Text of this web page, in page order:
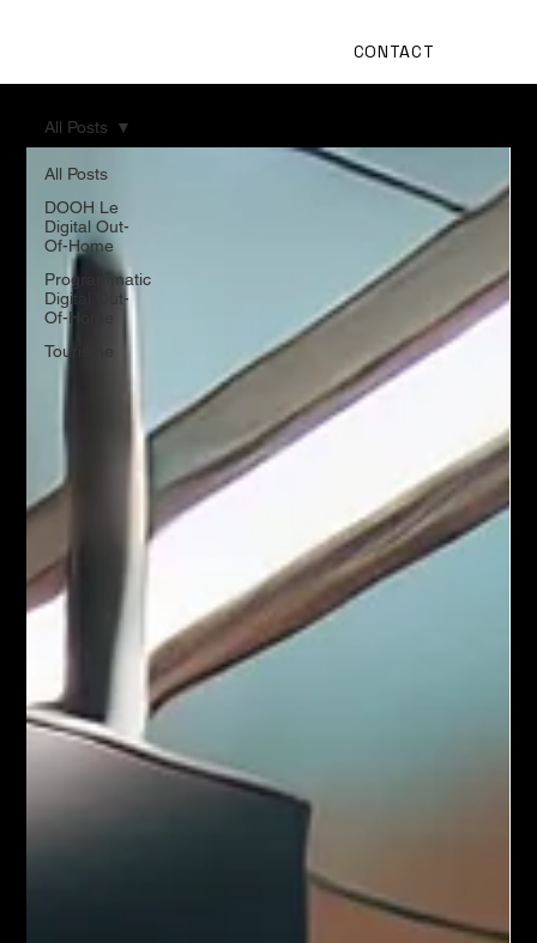
CONTACT
All Posts
DOOH Le
Digital Out-
Of-Home
Programmatic
Digital Out-
Of-Home
Tourisme
All Posts